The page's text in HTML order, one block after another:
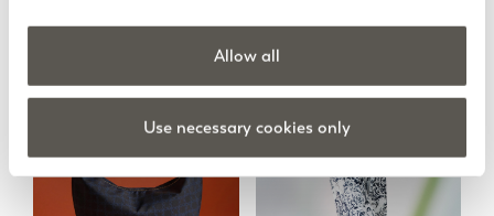
Allow all
Use necessary cookies only